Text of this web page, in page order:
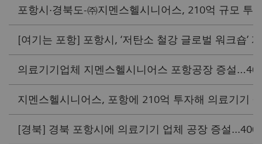
포항시·경북도-㈜지멘스헬시니어스, 210억 규모 투
[여기는 포항] 포항시, ‘저탄소 철강 글로벌 워크숍’
의료기기업체 지멘스헬시니어스 포항공장 증설
지멘스헬시니어스, 포항에 210억 투자해 의료기기
[경북] 경북 포항시에 의료기기 업체 공장 증설...400